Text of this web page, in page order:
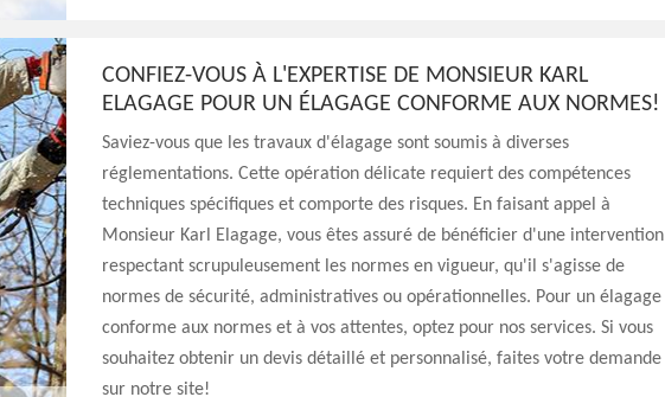
CONFIEZ-VOUS À L'EXPERTISE DE MONSIEUR KARL
ELAGAGE POUR UN ÉLAGAGE CONFORME AUX NORMES!
Saviez-vous que les travaux d'élagage sont soumis à diverses
réglementations. Cette opération délicate requiert des compétences
techniques spécifiques et comporte des risques. En faisant appel à
Monsieur Karl Elagage, vous êtes assuré de bénéficier d'une intervention
respectant scrupuleusement les normes en vigueur, qu'il s'agisse de
normes de sécurité, administratives ou opérationnelles. Pour un élagage
conforme aux normes et à vos attentes, optez pour nos services. Si vous
souhaitez obtenir un devis détaillé et personnalisé, faites votre demande
sur notre site!